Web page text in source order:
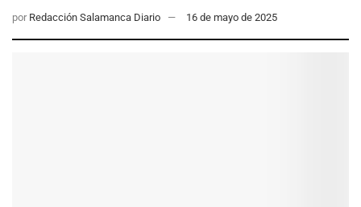
por Redacción Salamanca Diario 16 de mayo de 2025